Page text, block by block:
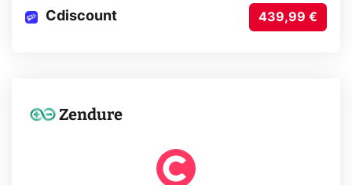
Cdiscount 439,99 €
Zendure